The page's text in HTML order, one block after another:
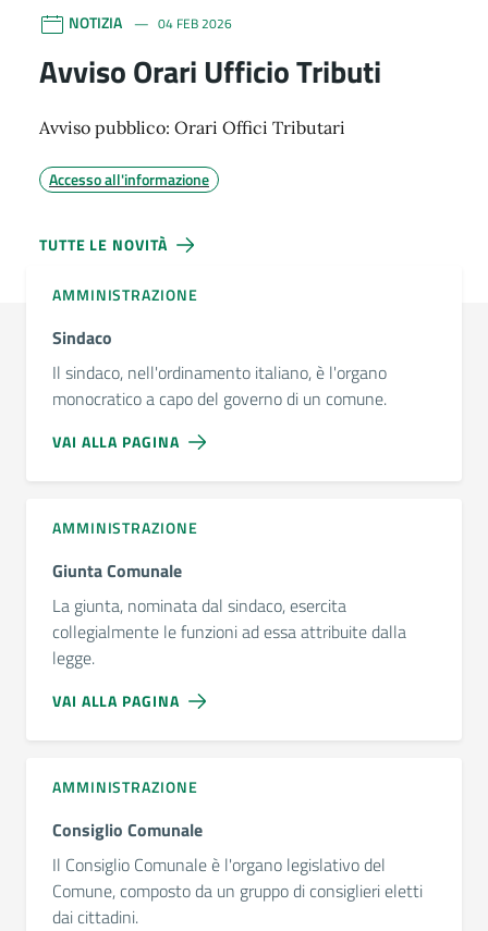
NOTIZIA 04 FEB 2026
Avviso Orari Ufficio Tributi
Avviso pubblico: Orari Offici Tributari
Accesso all'informazione
TUTTE LE NOVITÀ
AMMINISTRAZIONE
Sindaco
Il sindaco, nell'ordinamento italiano, è l'organo
monocratico a capo del governo di un comune.
VAI ALLA PAGINA
AMMINISTRAZIONE
Giunta Comunale
La giunta, nominata dal sindaco, esercita
collegialmente le funzioni ad essa attribuite dalla
legge.
VAI ALLA PAGINA
AMMINISTRAZIONE
Consiglio Comunale
Il Consiglio Comunale è l'organo legislativo del
Comune, composto da un gruppo di consiglieri eletti
dai cittadini.